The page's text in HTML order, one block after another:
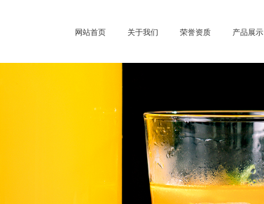
网站首页 关于我们 荣誉资质 产品展示